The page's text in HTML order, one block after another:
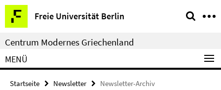
Springe
direkt
zu
Inhalt
Freie Universität Berlin
Service-
Navigation
Centrum Modernes Griechenland
MENÜ
Startseite Newsletter Newsletter-Archiv